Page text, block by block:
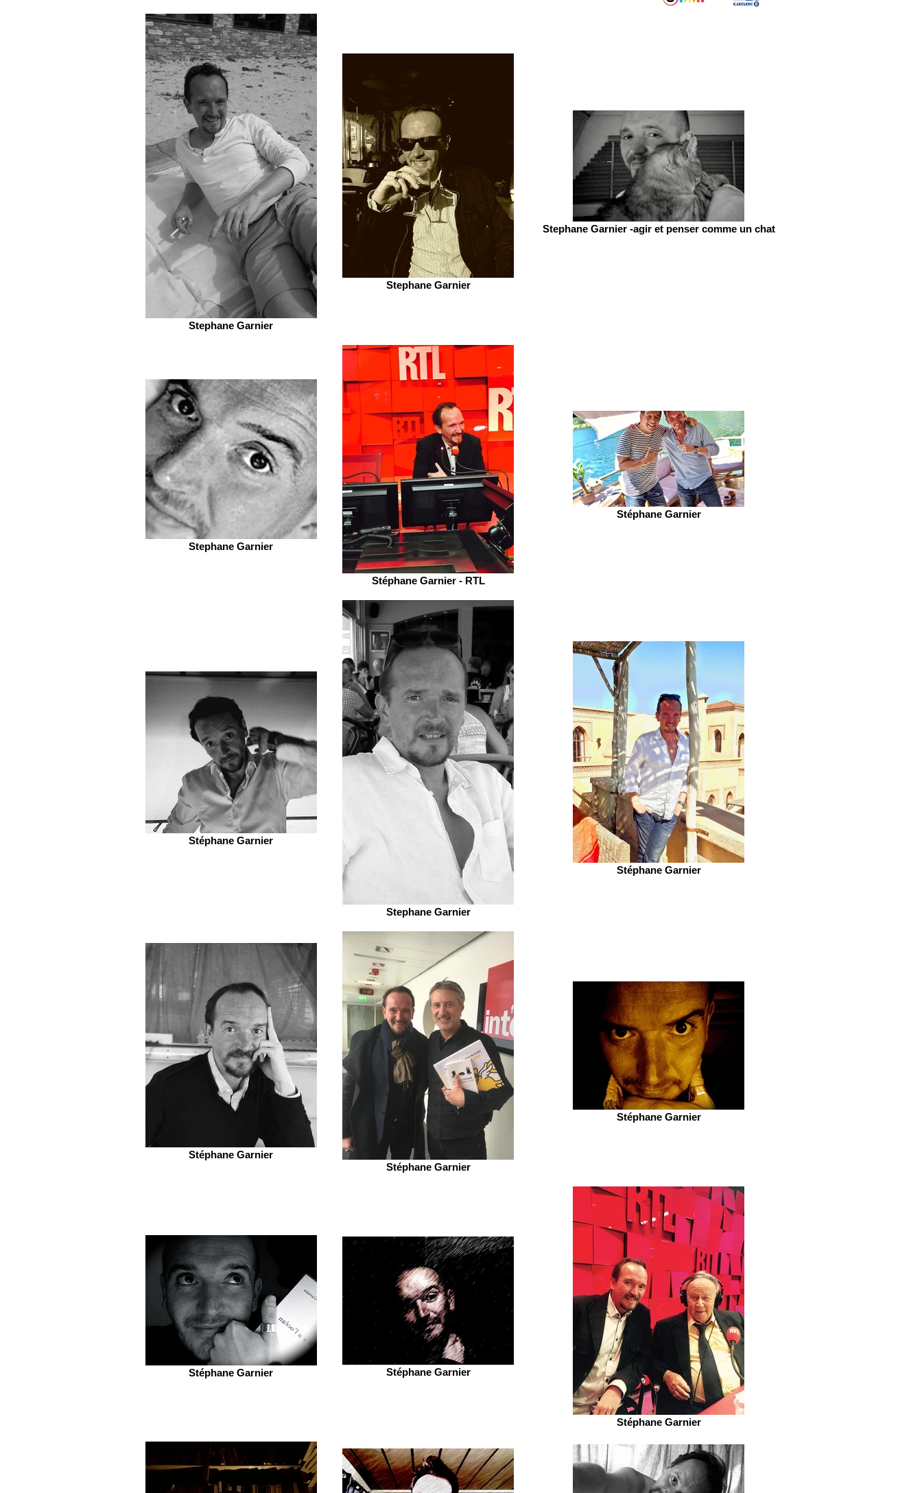
Stephane Garnier
Stephane Garnier
Stephane Garnier -agir et penser comme un chat
Stephane Garnier
Stéphane Garnier - RTL
Stéphane Garnier
Stéphane Garnier
Stephane Garnier
Stéphane Garnier
Stéphane Garnier
Stéphane Garnier
Stéphane Garnier
Stéphane Garnier Stéphane Garnier
Stéphane Garnier